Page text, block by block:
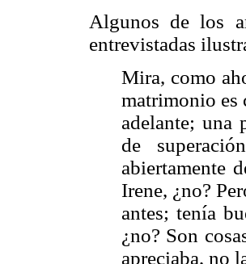
Algunos de los
entrevistadas
Mira, como
matrimonio es
adelante; una
de
abiertamente
Irene, ¿no?
antes; tenía
¿no? Son
apreciaba, no